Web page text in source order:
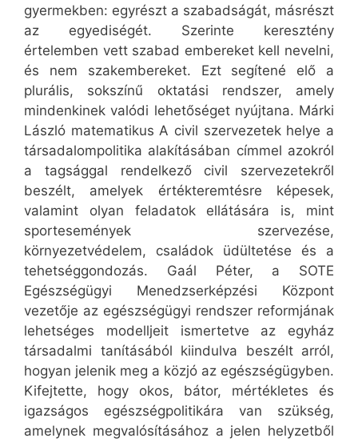
gyermekben: egyrészt a szabadságát, másrészt
az egyediségét. Szerinte keresztény
értelemben vett szabad embereket kell nevelni,
és nem szakembereket. Ezt segítené elő a
plurális, sokszínű oktatási rendszer, amely
mindenkinek valódi lehetőséget nyújtana. Márki
László matematikus A civil szervezetek helye a
társadalompolitika alakításában címmel azokról
a tagsággal rendelkező civil szervezetekről
beszélt, amelyek értékteremtésre képesek,
valamint olyan feladatok ellátására is, mint
sportesemények szervezése,
környezetvédelem, családok üdültetése és a
tehetséggondozás. Gaál Péter, a SOTE
Egészségügyi Menedzserképzési Központ
vezetője az egészségügyi rendszer reformjának
lehetséges modelljeit ismertetve az egyház
társadalmi tanításából kiindulva beszélt arról,
hogyan jelenik meg a közjó az egészségügyben.
Kifejtette, hogy okos, bátor, mértékletes és
igazságos egészségpolitikára van szükség,
amelynek megvalósításához a jelen helyzetből